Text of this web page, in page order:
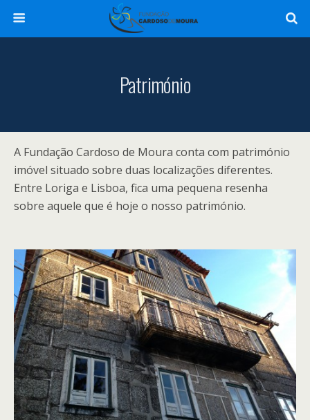
Património
A Fundação Cardoso de Moura conta com património
imóvel situado sobre duas localizações diferentes.
Entre Loriga e Lisboa, fica uma pequena resenha
sobre aquele que é hoje o nosso património.